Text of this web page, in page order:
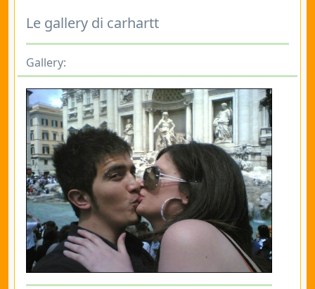
Le gallery di carhartt
Gallery: